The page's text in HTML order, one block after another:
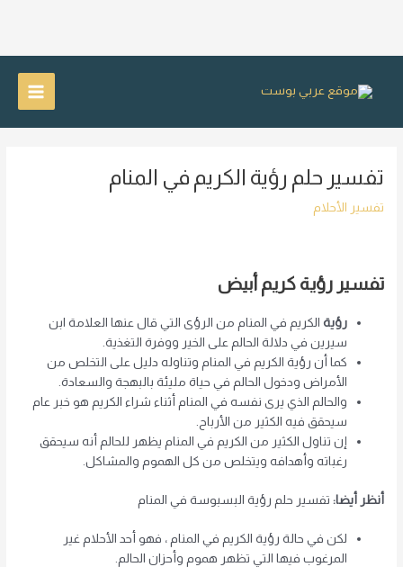
Main
تفسير حلم رؤية الكريم في المنام
تفسير الأحلام
تفسير رؤية كريم أبيض
رؤية الكريم في المنام من الرؤى التي قال عنها العلامة ابن
سيرين في دلالة الحالم على الخير ووفرة التغذية.
كما أن رؤية الكريم في المنام وتناوله دليل على التخلص من
الأمراض ودخول الحالم في حياة مليئة بالبهجة والسعادة.
والحالم الذي يرى نفسه في المنام أثناء شراء الكريم هو خبر عام
سيحقق فيه الكثير من الأرباح.
إن تناول الكثير من الكريم في المنام يظهر للحالم أنه سيحقق
رغباته وأهدافه ويتخلص من كل الهموم والمشاكل.
أنظر أيضا: تفسير حلم رؤية البسبوسة في المنام
لكن في حالة رؤية الكريم في المنام ، فهو أحد الأحلام غير
المرغوب فيها التي تظهر هموم وأحزان الحالم.